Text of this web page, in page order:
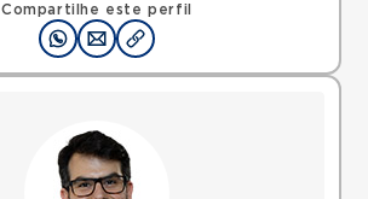
Compartilhe este perfil